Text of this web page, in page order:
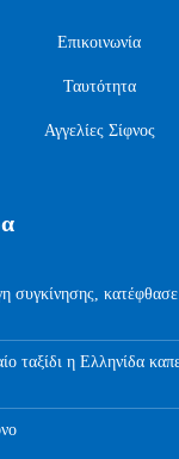
Επικοινωνία
Ταυτότητα
Αγγελίες Σίφνος
συγκίνησης,
ταξίδι η Ελληνίδα